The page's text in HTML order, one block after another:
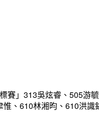
賽」313吳炫睿、505游
、610林湘昀、610洪